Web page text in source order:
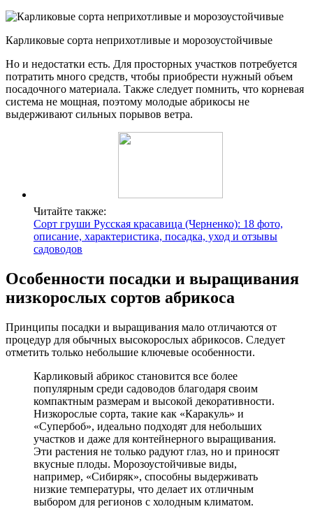
Карликовые сорта неприхотливые и морозоустойчивые
Но и недостатки есть. Для просторных участков потребуется
потратить много средств, чтобы приобрести нужный объем
посадочного материала. Также следует помнить, что корневая
система не мощная, поэтому молодые абрикосы не
выдерживают сильных порывов ветра.
Читайте также:
Сорт груши Русская красавица (Черненко): 18 фото,
описание, характеристика, посадка, уход и отзывы
садоводов
Особенности посадки и выращивания
низкорослых сортов абрикоса
Принципы посадки и выращивания мало отличаются от
процедур для обычных высокорослых абрикосов. Следует
отметить только небольшие ключевые особенности.
Карликовый абрикос становится все более
популярным среди садоводов благодаря своим
компактным размерам и высокой декоративности.
Низкорослые сорта, такие как «Каракуль» и
«Супербоб», идеально подходят для небольших
участков и даже для контейнерного выращивания.
Эти растения не только радуют глаз, но и приносят
вкусные плоды. Морозоустойчивые виды,
например, «Сибиряк», способны выдерживать
низкие температуры, что делает их отличным
выбором для регионов с холодным климатом.